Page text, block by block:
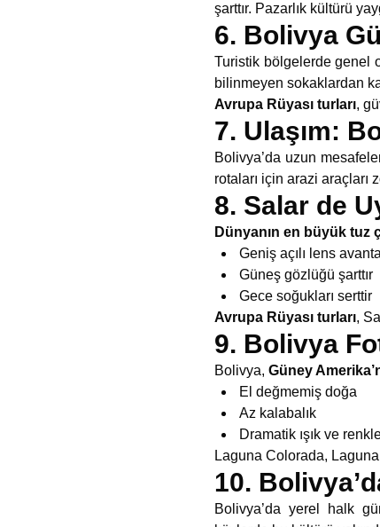
şarttır. Pazarlık kültürü
6. Bolivya
Turistik bölgelerde genel
bilinmeyen sokaklardan
Avrupa Rüyası turları,
7. Ulaşım:
Bolivya’da uzun
rotaları için arazi araçları
8. Salar de
Dünyanın en büyük tuz
Geniş açılı lens
Güneş gözlüğü şarttır
Gece soğukları serttir
Avrupa Rüyası turları,
9. Bolivya
Bolivya, Güney
El değmemiş doğa
Az kalabalık
Dramatik ışık ve
Laguna Colorada,
10.
Bolivya’da yerel halk